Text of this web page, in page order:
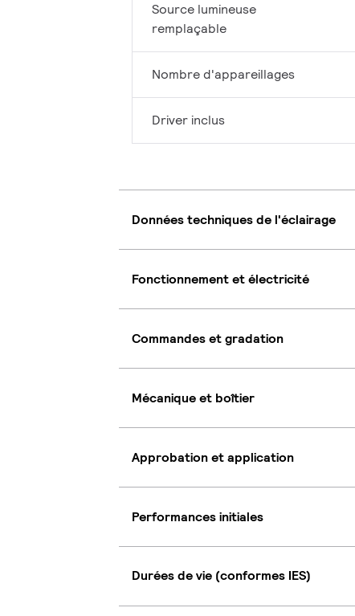
Source lumineuse
remplaçable
Nombre d'appareillages
Driver inclus
Données techniques de l'éclairage
Fonctionnement et électricité
Commandes et gradation
Mécanique et boîtier
Approbation et application
Performances initiales
Durées de vie (conformes IES)